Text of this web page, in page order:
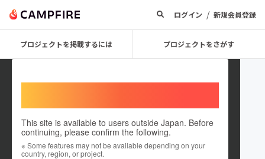
ログイン / 新規会員登録
プロジェクトを掲載するには プロジェクトをさがす
This site is available to users outside Japan. Before
continuing, please confirm the following.
※ Some features may not be available depending on your
country, region, or project.
玉村